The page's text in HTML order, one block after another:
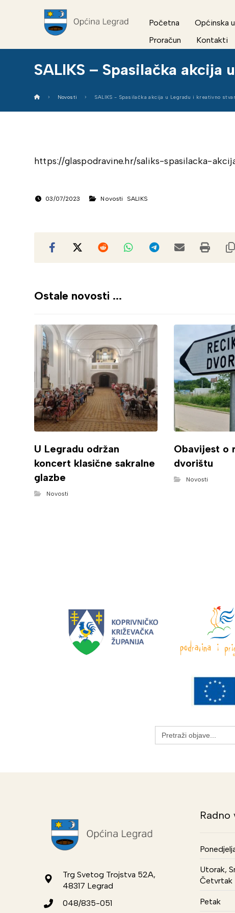
Početna Općinska
Proračun
Kontakti
SALIKS – Spasilačka
Novosti SALIKS - Spasilačka akcija u Legradu i kreativno
https://glaspodravine.hr/saliks-spasilacka-
03/07/2023 Novosti SALIKS
Ostale novosti ...
U Legradu održan
koncert klasične sakralne
glazbe
Novosti
Obavijest o
dvorištu
Novosti
Search
for:
Trg Svetog Trojstva 52A,
48317 Legrad
048/835-051
Utorak,
Četvrtak
Petak